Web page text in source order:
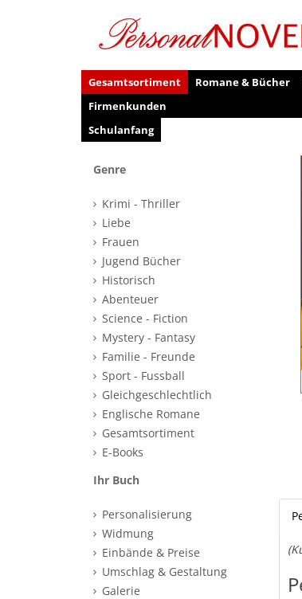
Gesamtsortiment Romane & Bücher
Firmenkunden
Schulanfang
Genre
Krimi - Thriller
Liebe
Frauen
Jugend Bücher
Historisch
Abenteuer
Science - Fiction
Mystery - Fantasy
Familie - Freunde
Sport - Fussball
Gleichgeschlechtlich
Englische Romane
Gesamtsortiment
E-Books
Ihr Buch
Personalisierung
Widmung
Einbände & Preise
Umschlag & Gestaltung
Galerie